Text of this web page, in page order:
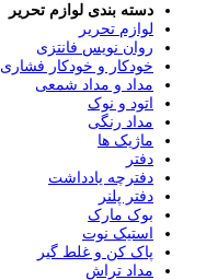
دسته بندی لوازم تحریر
لوازم تحریر
روان نویس فانتزی
خودکار و خودکار فشاری
مداد و مداد شمعی
اتود و نوک
مداد رنگی
ماژیک ها
دفتر
دفترچه یادداشت
دفتر پلنر
بوک مارک
استیک نوت
پاک کن و غلط گیر
مداد تراش